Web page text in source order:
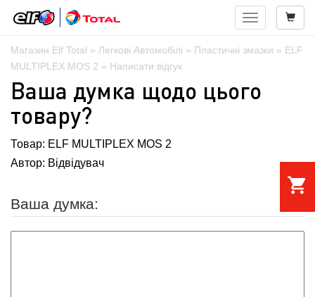
Магазин Elf Total » Легкові Автомобілі » Пластичні змазки » ELF
MULTIPLEX MOS 2 » Написати відгук
Ваша думка щодо цього
товару?
Товар: ELF MULTIPLEX MOS 2
Автор: Відвідувач
Ваша думка:
Навигация
shopping_cart